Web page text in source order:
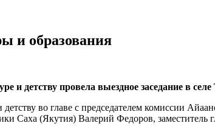
и образования
и детству провела выездное заседание в селе
во главе с председателем комиссии
Саха (Якутия) Валерий Федоров,